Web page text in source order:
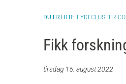
Fikk
tirsdag 16. august 2022